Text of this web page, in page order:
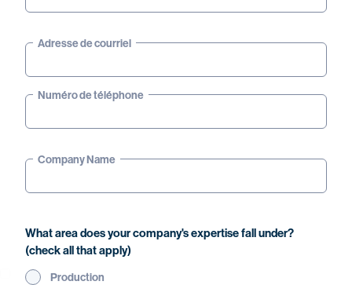
Adresse de courriel
Numéro de téléphone
Company Name
What area does your company's expertise fall under?
(check all that apply)
Production